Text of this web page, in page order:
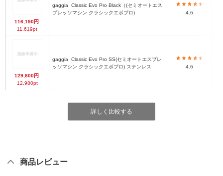
116,190円
11,619pt
gaggia
プレッソマシン クラシックエボプロ)
4.6
129,800円
12,980pt
gaggia
ッソマシン クラシックエボプロ) ステンレス
4.6
詳しく比較する
商品レビュー